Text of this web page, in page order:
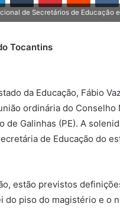
d
m
a
de Secretários de Educação
Tocantins
da Educação, Fábio
ordinária do
de Galinhas (PE). A
de Educação do
estão previstos
do piso do magistério e o